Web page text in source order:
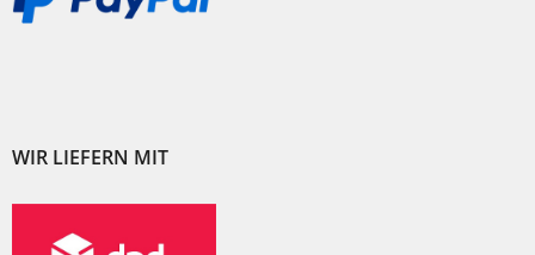
WIR LIEFERN MIT